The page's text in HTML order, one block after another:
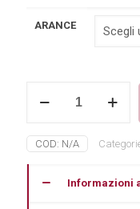
ARANCE
quantità
COD: N/A
Informazioni